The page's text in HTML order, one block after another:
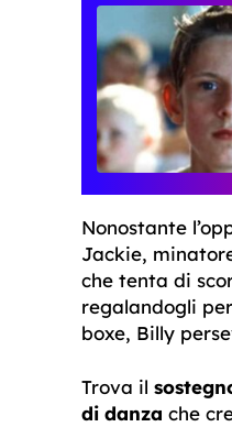
Nonostante
Jackie,
che tenta di
regalandogli
boxe, Billy
Trova il
di danza che